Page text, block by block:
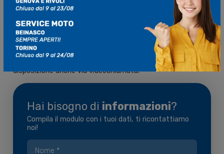
Lasciati conquistare dal fascino di Moto Morini! Ti
aspettiamo inConcessionaria a Torino daMo.Vicon
tutta lagamma Moto Morini
Contattaci subito per scoprire di più o per avere un
preventivo gratuito. I consulenti di
sono a tua
disposizione anche via videochiamata.
Hai bisogno di informazioni?
Compila il modulo con i tuoi dati, ti ricontattiamo
noi!